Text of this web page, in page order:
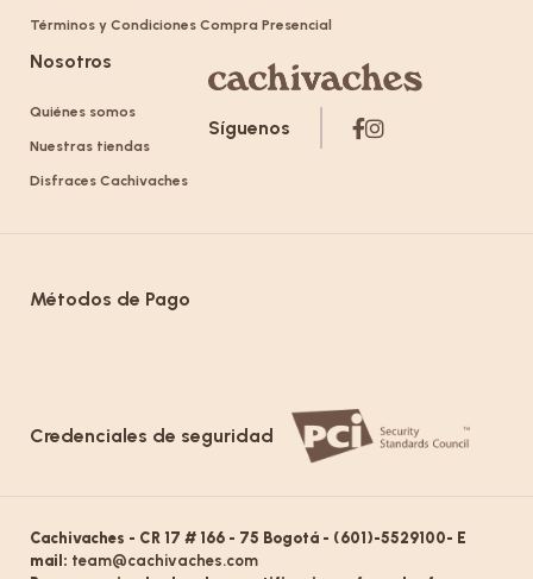
Términos y Condiciones Compra Presencial
Nosotros
Quiénes somos
Nuestras tiendas
Disfraces Cachivaches
Síguenos
Métodos de Pago
Credenciales de seguridad
Cachivaches - CR 17 # 166 - 75 Bogotá - (601)-5529100- E
mail: team@cachivaches.com